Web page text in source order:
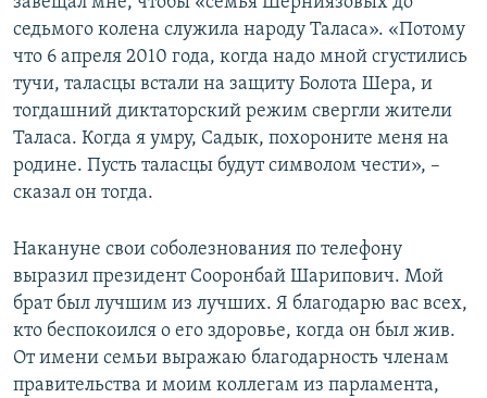
седьмого колена служила народу Таласа». «Потому
что 6 апреля 2010 года, когда надо мной сгустились
тучи, таласцы встали на защиту Болота Шера, и
тогдашний диктаторский режим свергли жители
Таласа. Когда я умру, Садык, похороните меня на
родине. Пусть таласцы будут символом чести», –
сказал он тогда.
Накануне свои соболезнования по телефону
выразил президент Сооронбай Шарипович. Мой
брат был лучшим из лучших. Я благодарю вас всех,
кто беспокоился о его здоровье, когда он был жив.
От имени семьи выражаю благодарность членам
правительства и моим коллегам из парламента,